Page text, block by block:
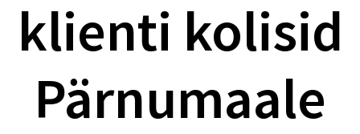
klienti kolisid
Pärnumaale